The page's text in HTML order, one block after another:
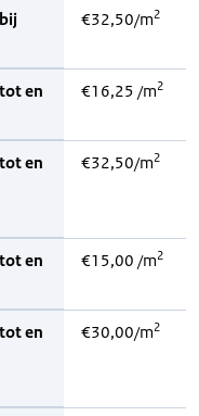
€32,50/m2
en
€16,25 /m2
en
€32,50/m2
en
€15,00 /m2
en
€30,00/m2